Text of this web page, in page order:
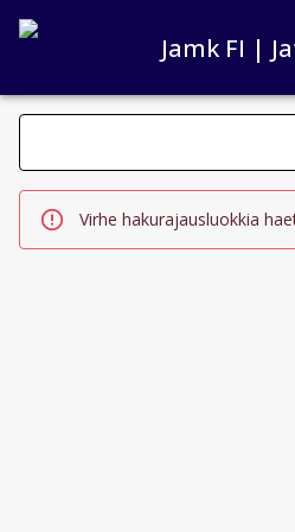
Jamk FI |
Haku
Tekstin muutos aktivoi
Virhe hakurajausluokkia